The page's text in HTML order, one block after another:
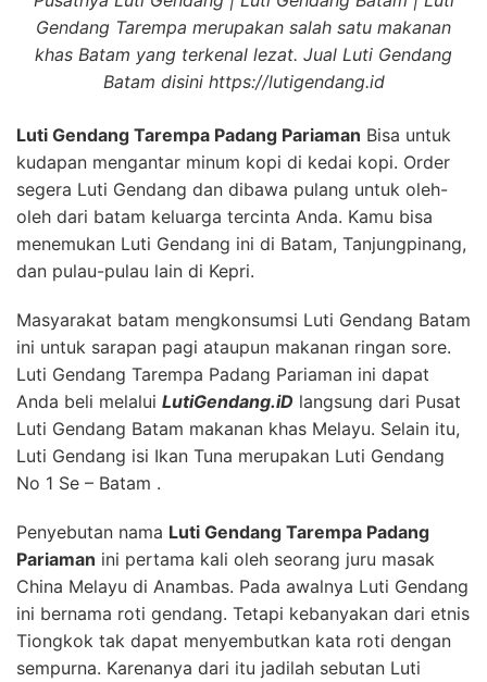
Gendang Tarempa merupakan salah satu makanan
khas Batam yang terkenal lezat. Jual Luti Gendang
Batam disini https://lutigendang.id
Luti Gendang Tarempa Padang Pariaman Bisa untuk
kudapan mengantar minum kopi di kedai kopi. Order
segera Luti Gendang dan dibawa pulang untuk oleh-
oleh dari batam keluarga tercinta Anda. Kamu bisa
menemukan Luti Gendang ini di Batam, Tanjungpinang,
dan pulau-pulau lain di Kepri.
Masyarakat batam mengkonsumsi Luti Gendang Batam
ini untuk sarapan pagi ataupun makanan ringan sore.
Luti Gendang Tarempa Padang Pariaman ini dapat
Anda beli melalui LutiGendang.iD langsung dari Pusat
Luti Gendang Batam makanan khas Melayu. Selain itu,
Luti Gendang isi Ikan Tuna merupakan Luti Gendang
No 1 Se – Batam .
Penyebutan nama Luti Gendang Tarempa Padang
Pariaman ini pertama kali oleh seorang juru masak
China Melayu di Anambas. Pada awalnya Luti Gendang
ini bernama roti gendang. Tetapi kebanyakan dari etnis
Tiongkok tak dapat menyembutkan kata roti dengan
sempurna. Karenanya dari itu jadilah sebutan Luti